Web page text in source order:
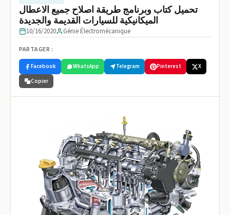
تحميل كتاب وبرنامج طريقة اصلاح جميع الاعطال
الميكانيكية للسيارات القديمة والجديدة
10/16/2020 Génie Électromécanique
PARTAGER :
Facebook WhatsApp Telegram Pinterest
X
Copier